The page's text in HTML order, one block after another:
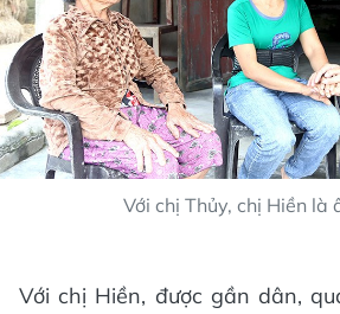
Với chị Thủy, chị Hiền là
Với chị Hiền, được gần dân,